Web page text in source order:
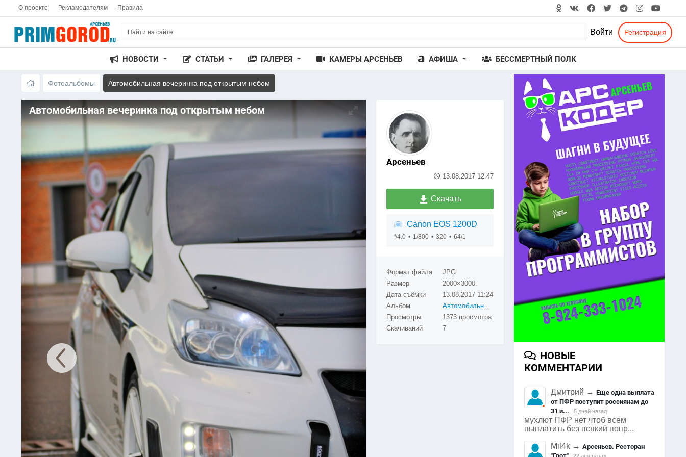
О проекте Рекламодателям Правила
Войти Регистрация
НОВОСТИ СТАТЬИ ГАЛЕРЕЯ КАМЕРЫ АРСЕНЬЕВ АФИША БЕССМЕРТНЫЙ ПОЛК
Фотоальбомы Автомобильная вечеринка под открытым небом
Автомобильная вечеринка под открытым небом
Арсеньев
13.08.2017 12:47
Скачать
Canon EOS 1200D
f/4.0 1/800 320 64/1
Формат файла
JPG
Размер
2000×3000
Дата съёмки
13.08.2017 11:24
Альбом
Автомобильная вечеринка под открытым небом
Просмотры
1373 просмотра
Скачиваний
7
НОВЫЕ
КОММЕНТАРИИ
Дмитрий →Еще одна выплата
от ПФР поступит россиянам до
31 и...
8 дней назад
мухлют ПФР нет чтоб всем
выплатить без всякий попр...
Mil4k →Арсеньев. Ресторан